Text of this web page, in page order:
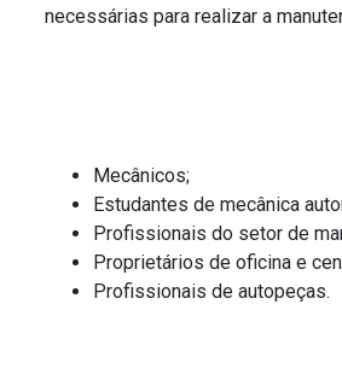
necessárias para realizar a
Mecânicos;
Estudantes de mecânica
Profissionais do setor de
Proprietários de oficina e
Profissionais de autopeças.